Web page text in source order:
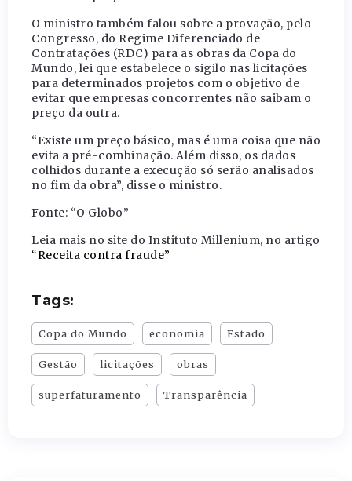
O ministro também falou sobre a provação, pelo
Congresso, do Regime Diferenciado de
Contratações (RDC) para as obras da Copa do
Mundo, lei que estabelece o sigilo nas licitações
para determinados projetos com o objetivo de
evitar que empresas concorrentes não saibam o
preço da outra.
“Existe um preço básico, mas é uma coisa que não
evita a pré-combinação. Além disso, os dados
colhidos durante a execução só serão analisados
no fim da obra”, disse o ministro.
Fonte: “O Globo”
Leia mais no site do Instituto Millenium, no artigo
“Receita contra fraude”
Tags:
Copa do Mundo economia Estado
Gestão licitações obras
superfaturamento Transparência